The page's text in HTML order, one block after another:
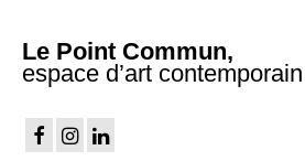
Le Point Commun,
espace d’art contemporain